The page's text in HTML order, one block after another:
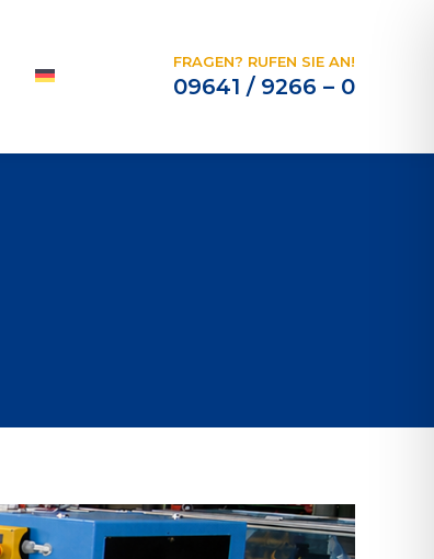
FRAGEN? RUFEN SIE AN!
09641 / 9266 – 0